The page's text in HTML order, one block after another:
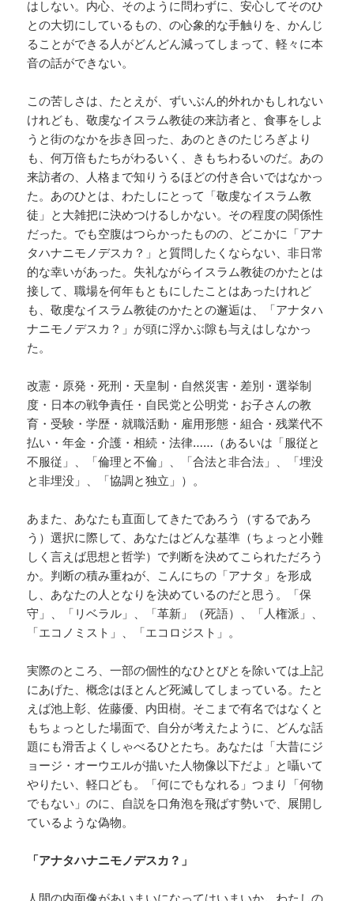
はしない。内心、そのように問わずに、安心してそのひ
との大切にしているもの、の心象的な手触りを、かんじ
ることができる人がどんどん減ってしまって、軽々に本
音の話ができない。
この苦しさは、たとえが、ずいぶん的外れかもしれない
けれども、敬虔なイスラム教徒の来訪者と、食事をしよ
うと街のなかを歩き回った、あのときのたじろぎより
も、何万倍もたちがわるいく、きもちわるいのだ。あの
来訪者の、人格まで知りうるほどの付き合いではなかっ
た。あのひとは、わたしにとって「敬虔なイスラム教
徒」と大雑把に決めつけるしかない。その程度の関係性
だった。でも空腹はつらかったものの、どこかに「アナ
タハナニモノデスカ？」と質問したくならない、非日常
的な幸いがあった。失礼ながらイスラム教徒のかたとは
接して、職場を何年もともにしたことはあったけれど
も、敬虔なイスラム教徒のかたとの邂逅は、「アナタハ
ナニモノデスカ？」が頭に浮かぶ隙も与えはしなかっ
た。
改憲・原発・死刑・天皇制・自然災害・差別・選挙制
度・日本の戦争責任・自民党と公明党・お子さんの教
育・受験・学歴・就職活動・雇用形態・組合・残業代不
払い・年金・介護・相続・法律……（あるいは「服従と
不服従」、「倫理と不倫」、「合法と非合法」、「埋没
と非埋没」、「協調と独立」）。
あまた、あなたも直面してきたであろう（するであろ
う）選択に際して、あなたはどんな基準（ちょっと小難
しく言えば思想と哲学）で判断を決めてこられただろう
か。判断の積み重ねが、こんにちの「アナタ」を形成
し、あなたの人となりを決めているのだと思う。「保
守」、「リベラル」、「革新」（死語）、「人権派」、
「エコノミスト」、「エコロジスト」。
実際のところ、一部の個性的なひとびとを除いては上記
にあげた、概念はほとんど死滅してしまっている。たと
えば池上彰、佐藤優、内田樹。そこまで有名ではなくと
もちょっとした場面で、自分が考えたように、どんな話
題にも滑舌よくしゃべるひとたち。あなたは「大昔にジ
ョージ・オーウエルが描いた人物像以下だよ」と囁いて
やりたい、軽口ども。「何にでもなれる」つまり「何物
でもない」のに、自説を口角泡を飛ばす勢いで、展開し
ているような偽物。
「アナタハナニモノデスカ？」